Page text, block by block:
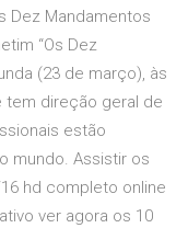
Dez Mandamentos
“Os Dez
(23 de março), às
tem direção geral de
estão
mundo. Assistir os
hd completo online
ver agora os 10